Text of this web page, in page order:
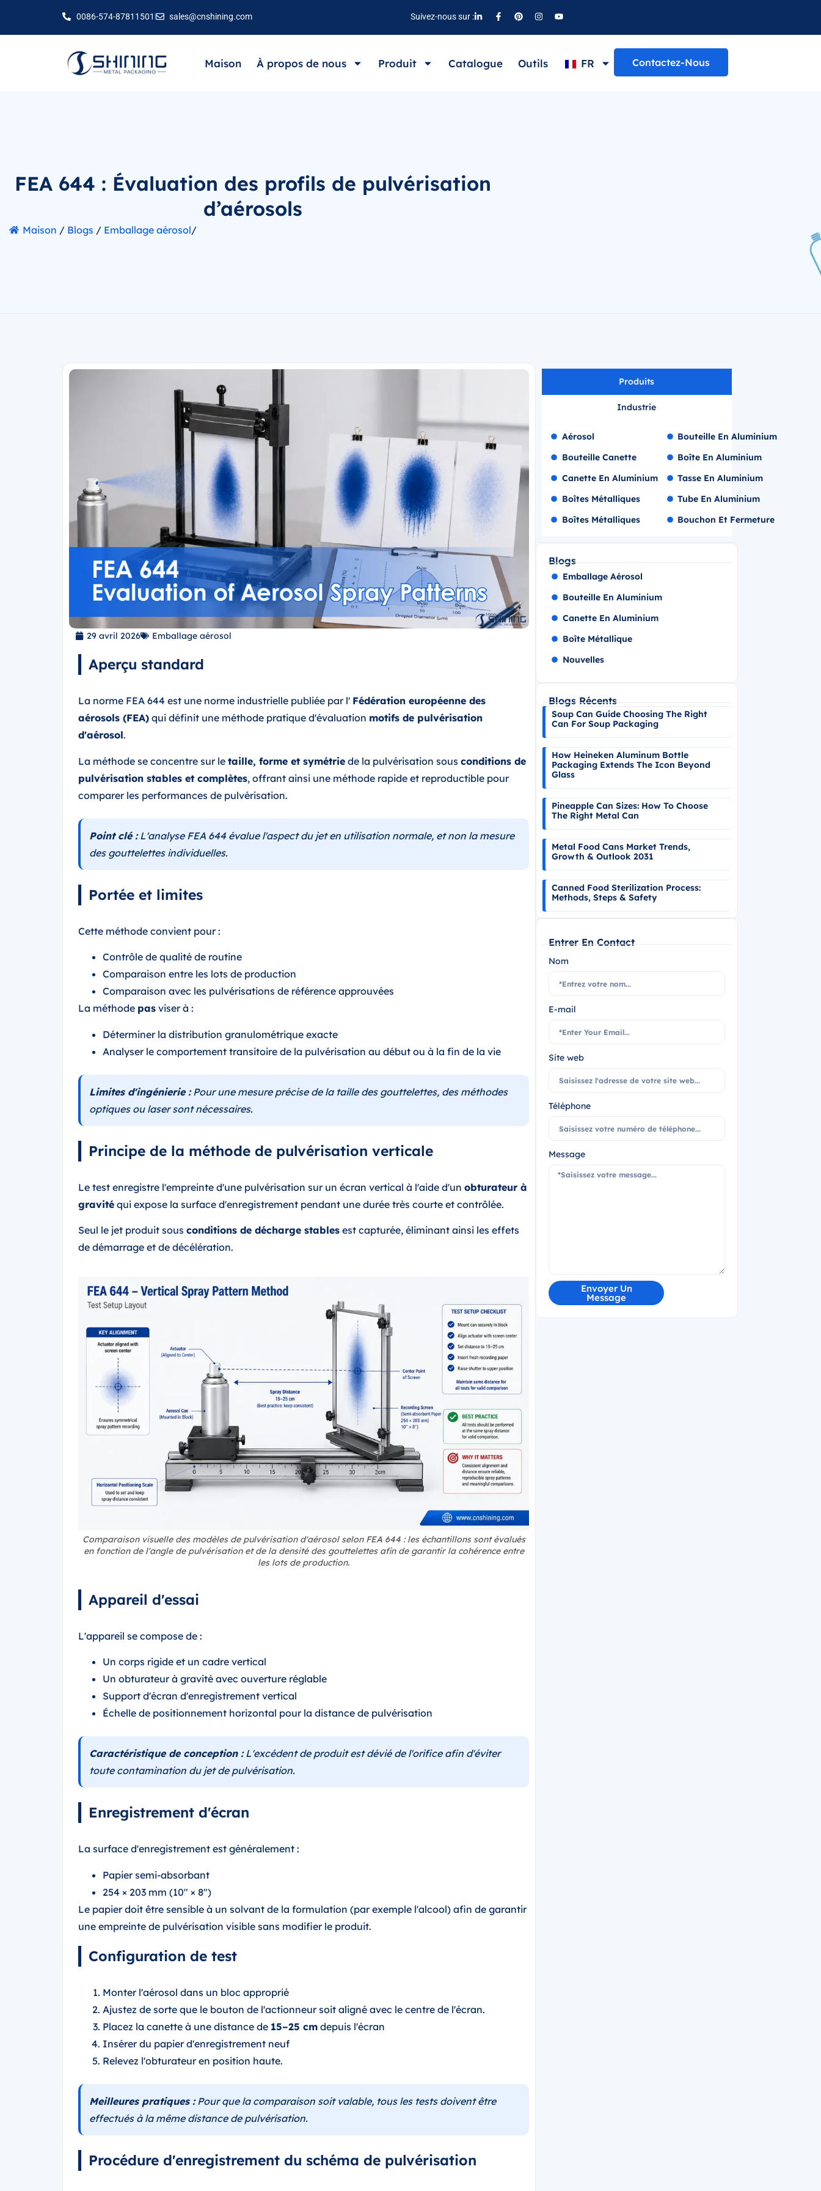
0086-574-87811501 sales@cnshining.com Suivez-nous sur :
Maison À propos de nous Produit Catalogue Outils FR Contactez-Nous
FEA 644 : Évaluation des profils de pulvérisation
d’aérosols
Maison / Blogs / Emballage aérosol/
29 avril 2026 Emballage aérosol
Aperçu standard
La norme FEA 644 est une norme industrielle publiée par l' Fédération européenne des
aérosols (FEA) qui définit une méthode pratique d'évaluation motifs de pulvérisation
d'aérosol.
La méthode se concentre sur le taille, forme et symétrie de la pulvérisation sous conditions de
pulvérisation stables et complètes, offrant ainsi une méthode rapide et reproductible pour
comparer les performances de pulvérisation.
Point clé :L'analyse FEA 644 évalue l'aspect du jet en utilisation normale, et non la mesure
des gouttelettes individuelles.
Portée et limites
Cette méthode convient pour :
Contrôle de qualité de routine
Comparaison entre les lots de production
Comparaison avec les pulvérisations de référence approuvées
La méthode pas viser à :
Déterminer la distribution granulométrique exacte
Analyser le comportement transitoire de la pulvérisation au début ou à la fin de la vie
Limites d'ingénierie :Pour une mesure précise de la taille des gouttelettes, des méthodes
optiques ou laser sont nécessaires.
Principe de la méthode de pulvérisation verticale
Le test enregistre l'empreinte d'une pulvérisation sur un écran vertical à l'aide d'un obturateur à
gravité qui expose la surface d'enregistrement pendant une durée très courte et contrôlée.
Seul le jet produit sous conditions de décharge stables est capturée, éliminant ainsi les effets
de démarrage et de décélération.
Comparaison visuelle des modèles de pulvérisation d'aérosol selon FEA 644 : les échantillons sont évalués
en fonction de l'angle de pulvérisation et de la densité des gouttelettes afin de garantir la cohérence entre
les lots de production.
Appareil d'essai
L'appareil se compose de :
Un corps rigide et un cadre vertical
Un obturateur à gravité avec ouverture réglable
Support d'écran d'enregistrement vertical
Échelle de positionnement horizontal pour la distance de pulvérisation
Caractéristique de conception :L'excédent de produit est dévié de l'orifice afin d'éviter
toute contamination du jet de pulvérisation.
Enregistrement d'écran
La surface d'enregistrement est généralement :
Papier semi-absorbant
254 × 203 mm (10″ × 8″)
Le papier doit être sensible à un solvant de la formulation (par exemple l'alcool) afin de garantir
une empreinte de pulvérisation visible sans modifier le produit.
Configuration de test
Monter l'aérosol dans un bloc approprié
Ajustez de sorte que le bouton de l'actionneur soit aligné avec le centre de l'écran.
Placez la canette à une distance de 15–25 cm depuis l'écran
Insérer du papier d'enregistrement neuf
Relevez l'obturateur en position haute.
Meilleures pratiques :Pour que la comparaison soit valable, tous les tests doivent être
effectués à la même distance de pulvérisation.
Procédure d'enregistrement du schéma de pulvérisation
Produits
Industrie
Aérosol
Bouteille Canette
Canette En Aluminium
Boîtes Métalliques
Boîtes Métalliques
Bouteille En Aluminium
Boîte En Aluminium
Tasse En Aluminium
Tube En Aluminium
Bouchon Et Fermeture
Blogs
Emballage Aérosol
Bouteille En Aluminium
Canette En Aluminium
Boîte Métallique
Nouvelles
Blogs Récents
Soup Can Guide Choosing The Right
Can For Soup Packaging
How Heineken Aluminum Bottle
Packaging Extends The Icon Beyond
Glass
Pineapple Can Sizes: How To Choose
The Right Metal Can
Metal Food Cans Market Trends,
Growth & Outlook 2031
Canned Food Sterilization Process:
Methods, Steps & Safety
Entrer En Contact
Nom
E-mail
Site web
Téléphone
Message
Envoyer Un
Message